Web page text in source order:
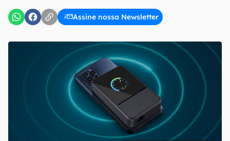
Assine nossa Newsletter
Confirmo que li, aceito e concordo com os Termos de
Uso e Política de Privacidade do Canaltech.